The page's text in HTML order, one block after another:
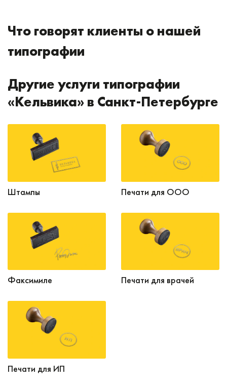
Что говорят клиенты о нашей
типографии
Другие услуги типографии
«Кельвика» в Санкт-Петербурге
Штампы Печати для ООО
Факсимиле Печати для врачей
Печати для ИП